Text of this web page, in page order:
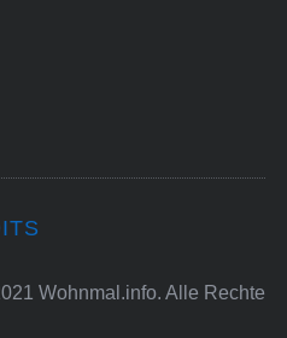
Wohnmal.info. Alle Rechte